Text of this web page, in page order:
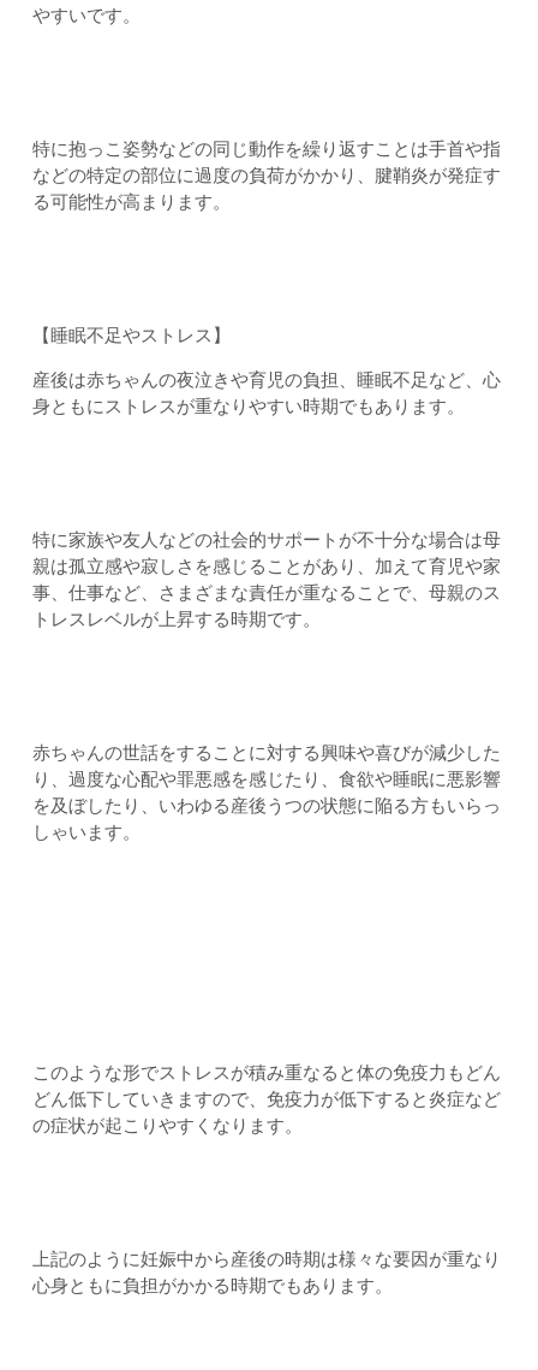
やすいです。
特に抱っこ姿勢などの同じ動作を繰り返すことは手首や指
などの特定の部位に過度の負荷がかかり、腱鞘炎が発症す
る可能性が高まります。
【睡眠不足やストレス】
産後は赤ちゃんの夜泣きや育児の負担、睡眠不足など、心
身ともにストレスが重なりやすい時期でもあります。
特に家族や友人などの社会的サポートが不十分な場合は母
親は孤立感や寂しさを感じることがあり、加えて育児や家
事、仕事など、さまざまな責任が重なることで、母親のス
トレスレベルが上昇する時期です。
赤ちゃんの世話をすることに対する興味や喜びが減少した
り、過度な心配や罪悪感を感じたり、食欲や睡眠に悪影響
を及ぼしたり、いわゆる産後うつの状態に陥る方もいらっ
しゃいます。
このような形でストレスが積み重なると体の免疫力もどん
どん低下していきますので、免疫力が低下すると炎症など
の症状が起こりやすくなります。
上記のように妊娠中から産後の時期は様々な要因が重なり
心身ともに負担がかかる時期でもあります。